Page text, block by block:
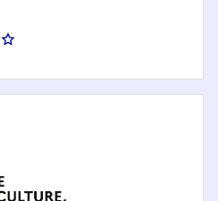
: Assistant au sein de la sous-